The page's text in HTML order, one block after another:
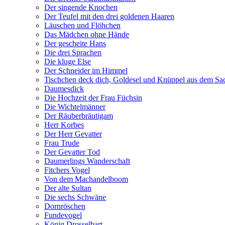
Der singende Knochen
Der Teufel mit den drei goldenen Haaren
Läuschen und Flöhchen
Das Mädchen ohne Hände
Der gescheite Hans
Die drei Sprachen
Die kluge Else
Der Schneider im Himmel
Tischchen deck dich, Goldesel und Knüppel aus dem
Daumesdick
Die Hochzeit der Frau Füchsin
Die Wichtelmänner
Der Räuberbräutigam
Herr Korbes
Der Herr Gevatter
Frau Trude
Der Gevatter Tod
Daumerlings Wanderschaft
Fitchers Vogel
Von dem Machandelboom
Der alte Sultan
Die sechs Schwäne
Dornröschen
Fundevogel